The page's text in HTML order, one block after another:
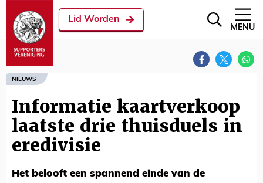
Lid Worden
MENU
NIEUWS
Informatie kaartverkoop
laatste drie thuisduels in
eredivisie
Het belooft een spannend einde van de